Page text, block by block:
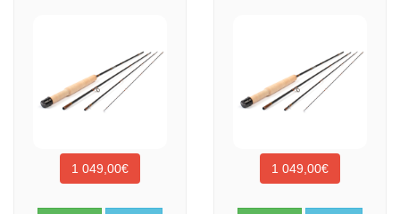
1 049,00€ 1 049,00€